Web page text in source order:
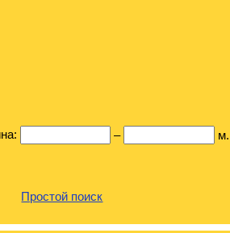
– м.
Простой поиск